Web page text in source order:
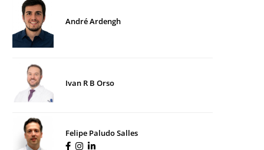
André Ardengh
Ivan R B Orso
Felipe Paludo Salles